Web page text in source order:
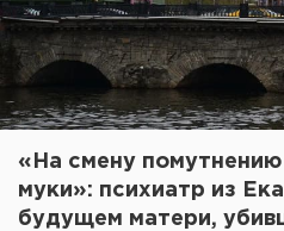
«На смену
муки»: психиатр из
будущем матери,